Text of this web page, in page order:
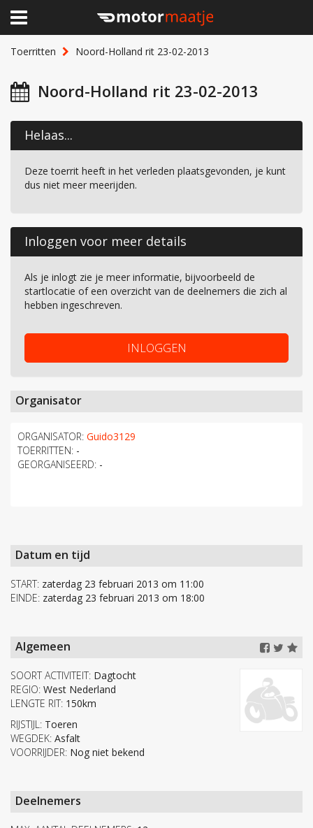
Toerritten Noord-Holland rit 23-02-2013
Noord-Holland rit 23-02-2013
Helaas...
Deze toerrit heeft in het verleden plaatsgevonden, je kunt
dus niet meer meerijden.
Inloggen voor meer details
Als je inlogt zie je meer informatie, bijvoorbeeld de
startlocatie of een overzicht van de deelnemers die zich al
hebben ingeschreven.
INLOGGEN
Organisator
ORGANISATOR: Guido3129
TOERRITTEN: -
GEORGANISEERD: -
Datum en tijd
START: zaterdag 23 februari 2013 om 11:00
EINDE: zaterdag 23 februari 2013 om 18:00
Algemeen
SOORT ACTIVITEIT: Dagtocht
REGIO: West Nederland
LENGTE RIT: 150km
RIJSTIJL: Toeren
WEGDEK: Asfalt
VOORRIJDER: Nog niet bekend
Deelnemers
×
Home
Clubhuis
Lid worden
Over Motormaatje